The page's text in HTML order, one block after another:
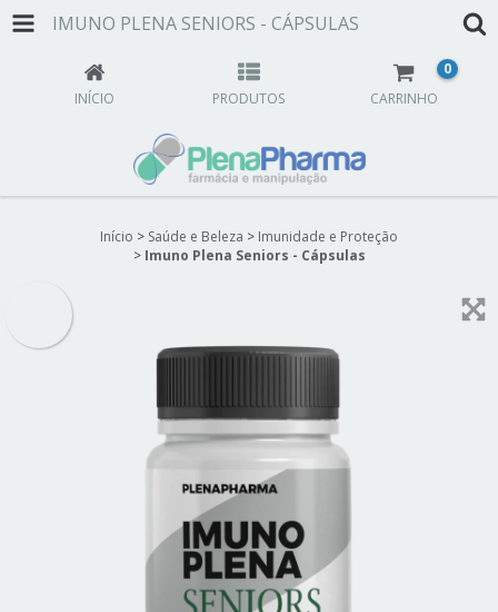
IMUNO PLENA SENIORS - CÁPSULAS
INÍCIO PRODUTOS CARRINHO
0
Início > Saúde e Beleza > Imunidade e Proteção
> Imuno Plena Seniors - Cápsulas